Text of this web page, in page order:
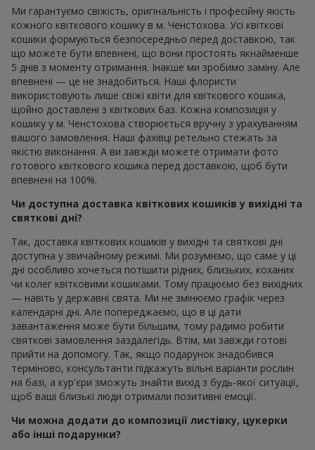
Ми гарантуємо свіжість, оригінальність і професійну якість
кожного квіткового кошику в м. Ченстохова. Усі квіткові
кошики формуються безпосередньо перед доставкою, так
що можете бути впевнені, що вони простоять якнайменше
5 днів з моменту отримання. Інакше ми зробимо заміну. Але
впевнені — це не знадобиться. Наші флористи
використовують лише свіжі квіти для квіткового кошика,
щойно доставлені з квіткових баз. Кожна композиція у
кошику у м. Ченстохова створюється вручну з урахуванням
вашого замовлення. Наші фахівці ретельно стежать за
якістю виконання. А ви завжди можете отримати фото
готового квіткового кошика перед доставкою, щоб бути
впевнені на 100%.
Чи доступна доставка квіткових кошиків у вихідні та
святкові дні?
Так, доставка квіткових кошиків у вихідні та святкові дні
доступна у звичайному режимі. Ми розуміємо, що саме у ці
дні особливо хочеться потішити рідних, близьких, коханих
чи колег квітковими кошиками. Тому працюємо без вихідних
— навіть у державні свята. Ми не змінюємо графік через
календарні дні. Але попереджаємо, що в ці дати
завантаження може бути більшим, тому радимо робити
святкові замовлення заздалегідь. Втім, ми завжди готові
прийти на допомогу. Так, якщо подарунок знадобився
терміново, консультанти підкажуть вільні варіанти рослин
на базі, а кур'єри зможуть знайти вихід з будь-якої ситуації,
щоб ваші близькі люди отримали позитивні емоції.
Чи можна додати до композиції листівку, цукерки
або інші подарунки?